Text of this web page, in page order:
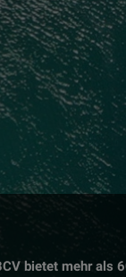
bietet mehr als